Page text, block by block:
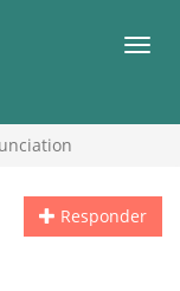
Responder